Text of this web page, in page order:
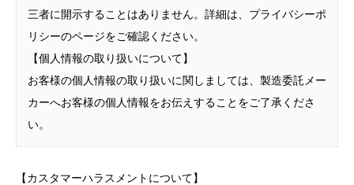
三者に開示することはありません。詳細は、プライバシーポ
リシーのページをご確認ください。
【個人情報の取り扱いについて】
お客様の個人情報の取り扱いに関しましては、製造委託メー
カーへお客様の個人情報をお伝えすることをご了承くださ
い。
【カスタマーハラスメントについて】